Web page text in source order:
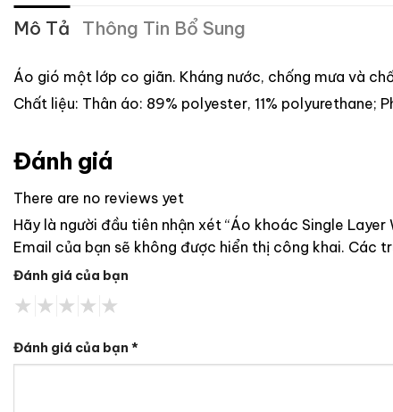
Mô Tả Thông Tin Bổ Sung
Áo gió một lớp co giãn. Kháng nước, chống mưa và
Chất liệu: Thân áo: 89% polyester, 11% polyurethane;
Đánh giá
There are no reviews yet
Hãy là người đầu tiên nhận xét “Áo khoác Single Layer
Email của bạn sẽ không được hiển thị công khai. Các
Đánh giá của bạn
Đánh giá của bạn *